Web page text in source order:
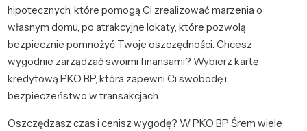
hipotecznych, które pomogą Ci zrealizować marzenia o
własnym domu, po atrakcyjne lokaty, które pozwolą
bezpiecznie pomnożyć Twoje oszczędności. Chcesz
wygodnie zarządzać swoimi finansami? Wybierz kartę
kredytową PKO BP, która zapewni Ci swobodę i
bezpieczeństwo w transakcjach.
Oszczędzasz czas i cenisz wygodę? W PKO BP Śrem wiele